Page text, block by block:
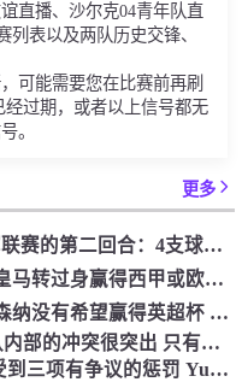
直播、沙尔克04青年队直
表以及两队历史交锋、
可能需要您在比赛前再刷
过期，或者以上信号都无
。
更多
没有逆转？ DeepSeek预测冠军联赛的第二回合：4支球队在第一回合中获胜 枪手输了
有奇迹吗？西班牙媒体：除非皇马转过身赢得西甲或欧洲冠军
放弃联赛并赶到冠军联赛？阿森纳没有希望赢得英超杯 赢得欧洲冠军的可能性
Choi Kang-Hee失去了控制 团队内部的冲突很突出 只有一个人可以从水火中拯救崔孔
实时广播：Shenhua vs Yukun受到三项有争议的惩罚 Yukun将向中国足球联合会提出投诉